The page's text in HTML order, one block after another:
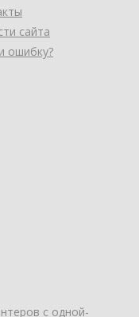
сайта
ошибку?
с одной-